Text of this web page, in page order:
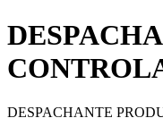
DESPACHANTE